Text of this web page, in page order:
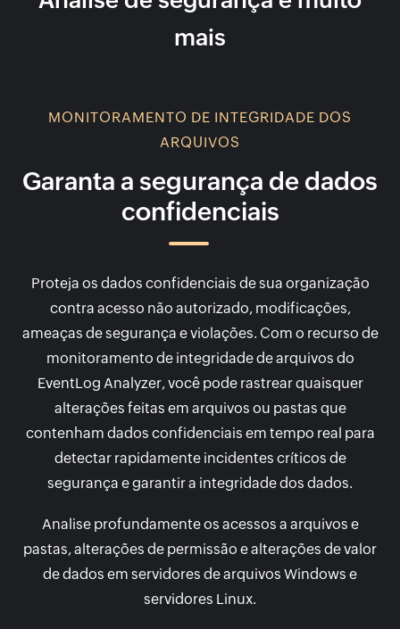
mais
MONITORAMENTO DE INTEGRIDADE DOS
ARQUIVOS
Garanta a segurança de dados
confidenciais
Proteja os dados confidenciais de sua organização
contra acesso não autorizado, modificações,
ameaças de segurança e violações. Com o recurso de
monitoramento de integridade de arquivos do
EventLog Analyzer, você pode rastrear quaisquer
alterações feitas em arquivos ou pastas que
contenham dados confidenciais em tempo real para
detectar rapidamente incidentes críticos de
segurança e garantir a integridade dos dados.
Analise profundamente os acessos a arquivos e
pastas, alterações de permissão e alterações de valor
de dados em servidores de arquivos Windows e
servidores Linux.